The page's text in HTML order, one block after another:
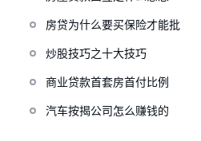
房贷为什么要买保险才能批
炒股技巧之十大技巧
商业贷款首套房首付比例
汽车按揭公司怎么赚钱的